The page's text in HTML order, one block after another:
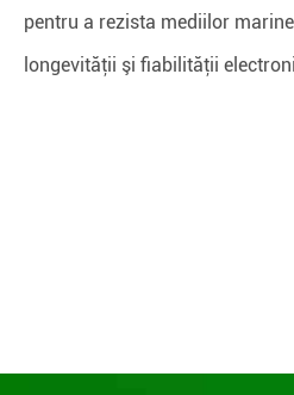
pentru a rezista mediilor
longevităţii şi fiabilităţii